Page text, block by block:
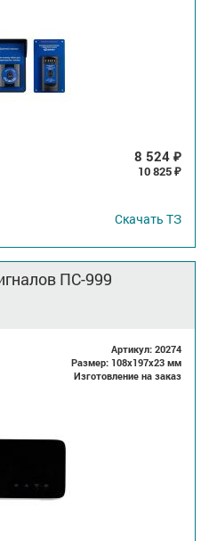
8 524 ₽
10 825 ₽
Скачать ТЗ
ПС-999
Артикул: 20274
Размер: 108x197x23 мм
Изготовление на заказ